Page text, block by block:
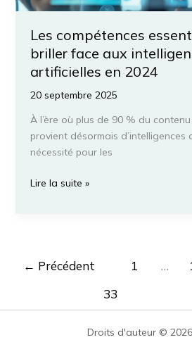
Les compétences
briller face aux
artificielles en 2024
20 septembre 2025
À l’ère où plus de 90 % du
provient désormais d’intelligences
nécessité pour les
Les
face
artificielles
Lire la suite »
← Précédent 1 …
33
Droits d'auteur ©